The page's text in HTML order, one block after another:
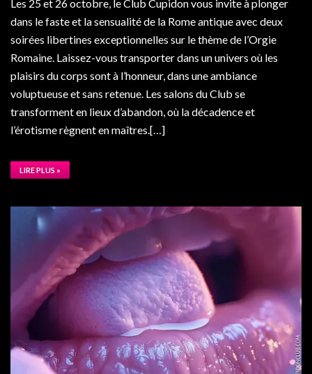
Les 25 et 26 octobre, le Club Cupidon vous invite à plonger
dans le faste et la sensualité de la Rome antique avec deux
soirées libertines exceptionnelles sur le thème de l’Orgie
Romaine. Laissez-vous transporter dans un univers où les
plaisirs du corps sont à l’honneur, dans une ambiance
voluptueuse et sans retenue. Les salons du Club se
transforment en lieux d’abandon, où la décadence et
l’érotisme règnent en maîtres.[…]
LIRE PLUS »